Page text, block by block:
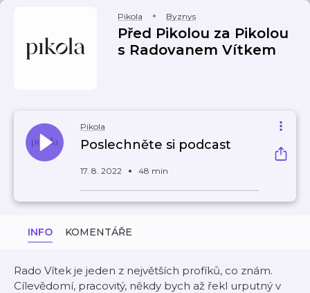
Pikola Byznys
Před Pikolou za Pikolou
s Radovanem Vítkem
Pikola
Poslechněte si podcast
17. 8. 2022 48 min
INFO KOMENTÁŘE
Rado Vítek je jeden z největších profíků, co znám.
Cílevědomí, pracovitý, někdy bych až řekl urputný v